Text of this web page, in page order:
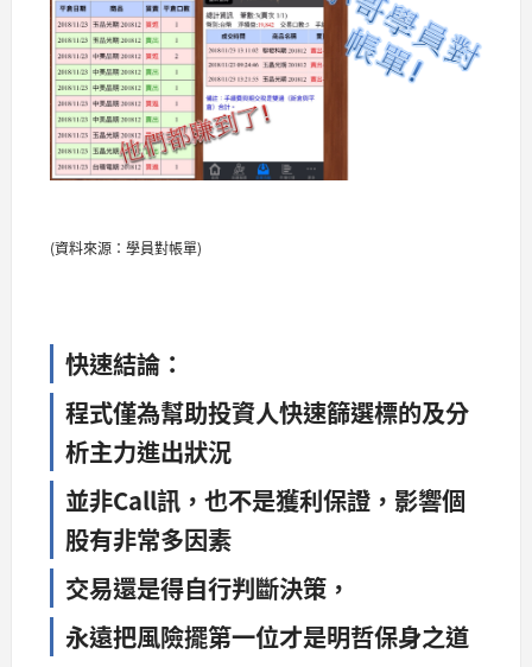
(資料來源：學員對帳單)
快速結論：
程式僅為幫助投資人快速篩選標的及分
析主力進出狀況
並非Call訊，也不是獲利保證，影響個
股有非常多因素
交易還是得自行判斷決策，
永遠把風險擺第一位才是明哲保身之道